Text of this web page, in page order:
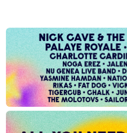
Summer Well 2026 – Festival de